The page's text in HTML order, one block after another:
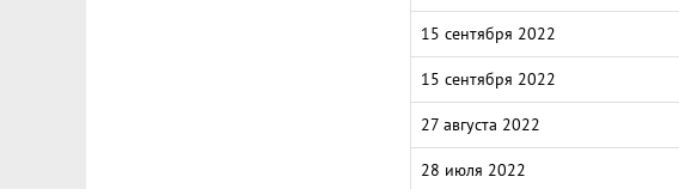
15 сентября 2022
15 сентября 2022
27 августа 2022
28 июля 2022